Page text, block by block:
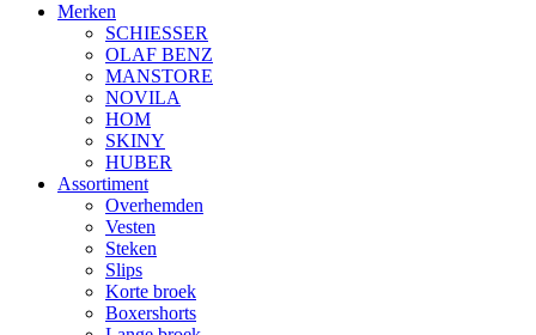
Merken
SCHIESSER
OLAF BENZ
MANSTORE
NOVILA
HOM
SKINY
HUBER
Assortiment
Overhemden
Vesten
Steken
Slips
Korte broek
Boxershorts